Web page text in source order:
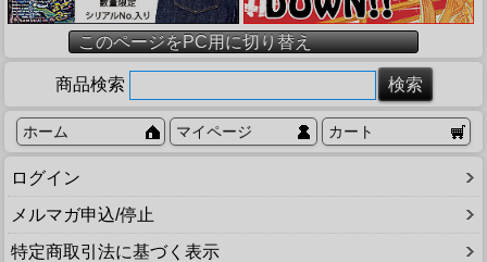
このページをPC用に切り替え
商品検索
ホーム マイページ カート
ログイン
メルマガ申込/停止
特定商取引法に基づく表示